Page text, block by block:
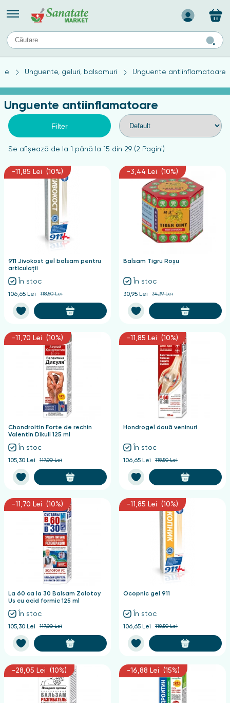
Назад
TIPURI DE TEN
Produse pentru ten mixt
Ten problematic
Produse pentru ten gras
Produse pentru ten sensibil
Unguente, geluri, balsamuri Unguente antiinflamatoare
Unguente antiinflamatoare
Filter
Se afişează de la 1 până la 15 din 29 (2 Pagini)
-11,85 Lei (10%)
911 Jivokost gel balsam pentru
articulații
În stoc
106,65 Lei 118,50 Lei
-3,44 Lei (10%)
Balsam Tigru Roșu
În stoc
30,95 Lei 34,39 Lei
-11,70 Lei (10%)
Chondroitin Forte de rechin
Valentin Dikuli 125 ml
În stoc
105,30 Lei 117,00 Lei
-11,85 Lei (10%)
Hondrogel două veninuri
În stoc
106,65 Lei 118,50 Lei
-11,70 Lei (10%)
La 60 ca la 30 Balsam Zolotoy
Us cu acid formic 125 ml
În stoc
105,30 Lei 117,00 Lei
-11,85 Lei (10%)
Ocopnic gel 911
În stoc
106,65 Lei 118,50 Lei
-28,05 Lei (10%) -16,88 Lei (15%)